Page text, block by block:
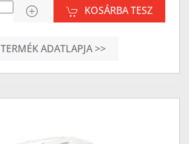
KOSÁRBA TESZ
TERMÉK ADATLAPJA >>